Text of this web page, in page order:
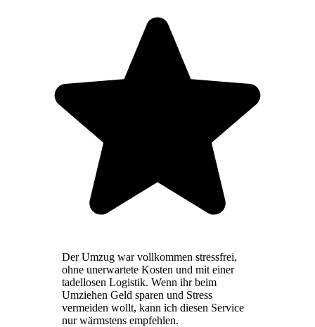
Der Umzug war vollkommen stressfrei,
ohne unerwartete Kosten und mit einer
tadellosen Logistik. Wenn ihr beim
Umziehen Geld sparen und Stress
vermeiden wollt, kann ich diesen Service
nur wärmstens empfehlen.